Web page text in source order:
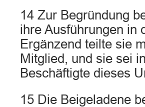
14 Zur Begründung
ihre Ausführungen in
Ergänzend teilte sie
Mitglied, und sie sei
Beschäftigte dieses
15 Die Beigeladene